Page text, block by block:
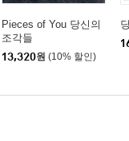
Pieces of You 당신의
조각들
13,320원 (10% 할인)